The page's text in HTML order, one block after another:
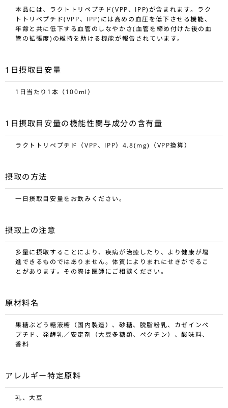
本品には、ラクトトリペプチド(VPP、IPP)が含まれます。ラク
トトリペプチド(VPP、IPP)には高めの血圧を低下させる機能、
年齢と共に低下する血管のしなやかさ(血管を締め付けた後の血
管の拡張度)の維持を助ける機能が報告されています。
1日摂取目安量
1日当たり1本（100ml）
1日摂取目安量の機能性関与成分の含有量
ラクトトリペプチド（VPP、IPP）4.8(mg)（VPP換算）
摂取の方法
一日摂取目安量をお飲みください。
摂取上の注意
多量に摂取することにより、疾病が治癒したり、より健康が増
進できるものではありません。体質によりまれにせきがでるこ
とがあります。その際は医師にご相談ください。
原材料名
果糖ぶどう糖液糖（国内製造）、砂糖、脱脂粉乳、カゼインペ
プチド、発酵乳／安定剤（大豆多糖類、ペクチン）、酸味料、
香料
アレルギー特定原料
乳、大豆